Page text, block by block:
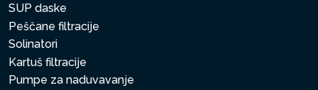
SUP daske
Peščane filtracije
Solinatori
Kartuš filtracije
Pumpe za naduvavanje